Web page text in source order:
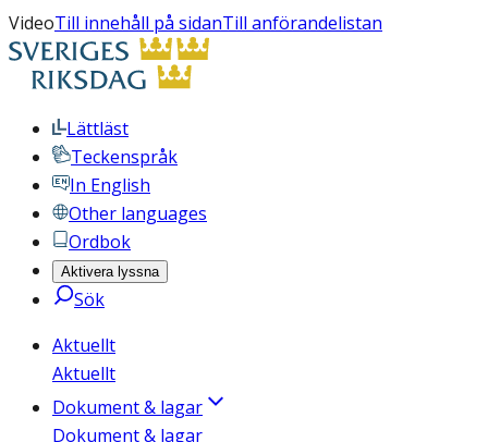
VideoTill innehåll på sidanTill anförandelistan
Lättläst
Teckenspråk
In English
Other languages
Ordbok
Aktivera lyssna
Sök
Aktuellt
Aktuellt
Dokument & lagar
Dokument & lagar